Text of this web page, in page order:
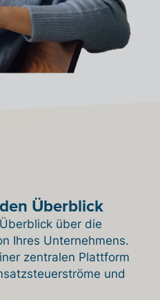
Überblick
über die
Ihres Unternehmens.
zentralen Plattform
und